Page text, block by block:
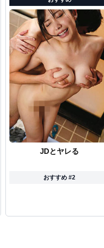
JDとヤレる
おすすめ #2